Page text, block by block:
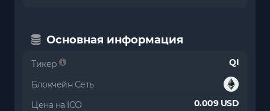
Основная информация
Тикер QI
Блокчейн Сеть
Цена на ICO
0.009 USD